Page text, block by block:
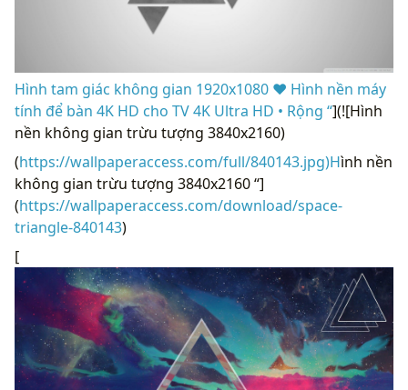
Hình tam giác không gian 1920x1080 ❤ Hình nền máy
tính để bàn 4K HD cho TV 4K Ultra HD • Rộng “](![Hình
nền không gian trừu tượng 3840x2160)
(https://wallpaperaccess.com/full/840143.jpg)Hình nền
không gian trừu tượng 3840x2160 “]
(https://wallpaperaccess.com/download/space-
triangle-840143)
[